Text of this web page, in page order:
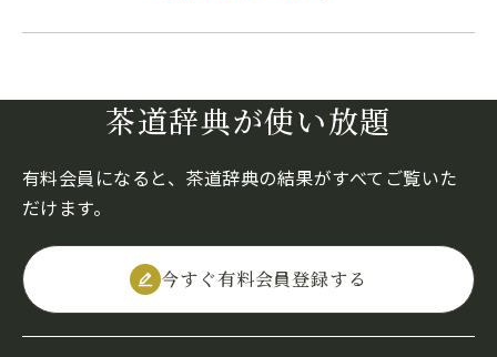
茶道辞典が使い放題
有料会員になると、茶道辞典の結果がすべてご覧いた
だけます。
今すぐ有料会員登録する